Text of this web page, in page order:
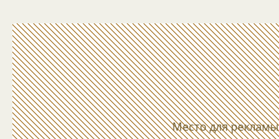
Место для рекламы